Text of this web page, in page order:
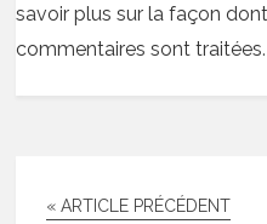
savoir plus sur la façon
commentaires sont traitées.
« ARTICLE PRÉCÉDENT